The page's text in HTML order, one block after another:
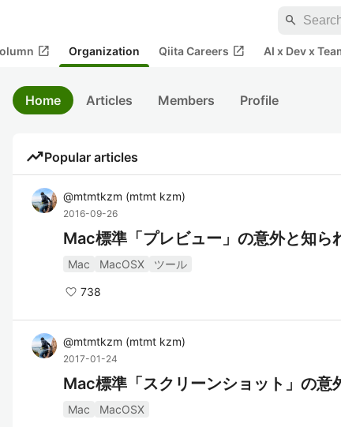
search
open_in_new Organization Qiita Careers open_in_new AI x Dev x
Home Articles Members Profile
trending_upPopular articles
@mtmtkzm (mtmt kzm)
2016-09-26
Mac標準「プレビュー」の意外と知ら
Mac MacOSX ツール
738
@mtmtkzm (mtmt kzm)
2017-01-24
Mac標準「スクリーンショット」の意
Mac MacOSX